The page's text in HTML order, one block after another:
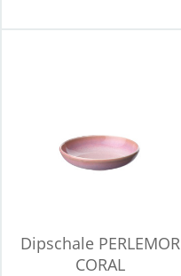
Dipschale PERLEMOR
CORAL